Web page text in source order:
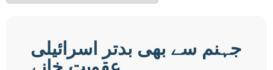
جہنم سے بھی بدتر اسرائیلی